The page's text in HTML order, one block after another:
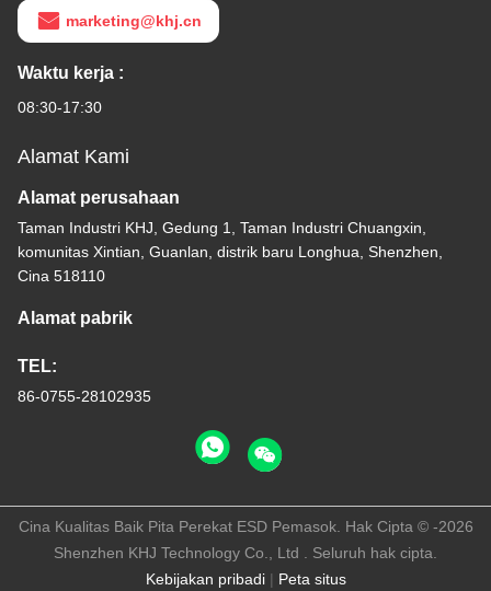
marketing@khj.cn
Waktu kerja :
08:30-17:30
Alamat Kami
Alamat perusahaan
Taman Industri KHJ, Gedung 1, Taman Industri Chuangxin,
komunitas Xintian, Guanlan, distrik baru Longhua, Shenzhen,
Cina 518110
Alamat pabrik
TEL:
86-0755-28102935
Kebijakan pribadi| Peta situs
Cina Kualitas Baik Pita Perekat ESD Pemasok. Hak Cipta © -2026
Shenzhen KHJ Technology Co., Ltd . Seluruh hak cipta.